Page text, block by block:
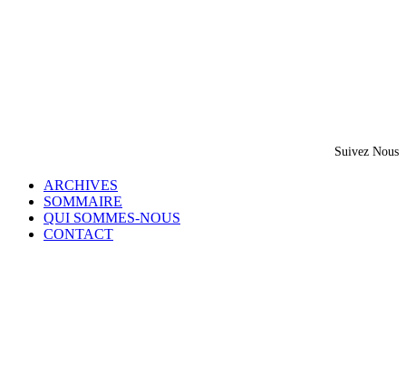
Suivez Nous
ARCHIVES
SOMMAIRE
QUI SOMMES-NOUS
CONTACT